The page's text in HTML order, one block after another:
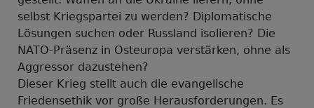
selbst Kriegspartei zu werden? Diplomatische
Lösungen suchen oder Russland isolieren? Die
NATO-Präsenz in Osteuropa verstärken, ohne als
Aggressor dazustehen?
Dieser Krieg stellt auch die evangelische
Friedensethik vor große Herausforderungen. Es